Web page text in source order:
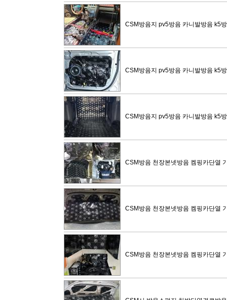
CSM방음지 pv5방음 카니발방음 k5
CSM방음지 pv5방음 카니발방음 k5
CSM방음지 pv5방음 카니발방음 k5
CSM방음 천장본넷방음 켐핑카단열
CSM방음 천장본넷방음 켐핑카단열
CSM방음 천장본넷방음 켐핑카단열